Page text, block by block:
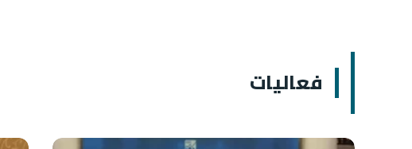
فعاليات